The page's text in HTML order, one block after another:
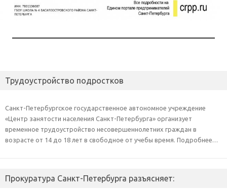
Трудоустройство подростков
Санкт-Петербургское государственное автономное учреждение
«Центр занятости населения Санкт-Петербурга» организует
временное трудоустройство несовершеннолетних граждан в
возрасте от 14 до 18 лет в свободное от учебы время. Подробнее…
Прокуратура Санкт-Петербурга разъясняет: